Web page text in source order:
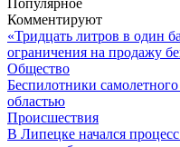
Популярное
Комментируют
«Тридцать литров в один
ограничения на продажу
Общество
Беспилотники
областью
Происшествия
В Липецке начался